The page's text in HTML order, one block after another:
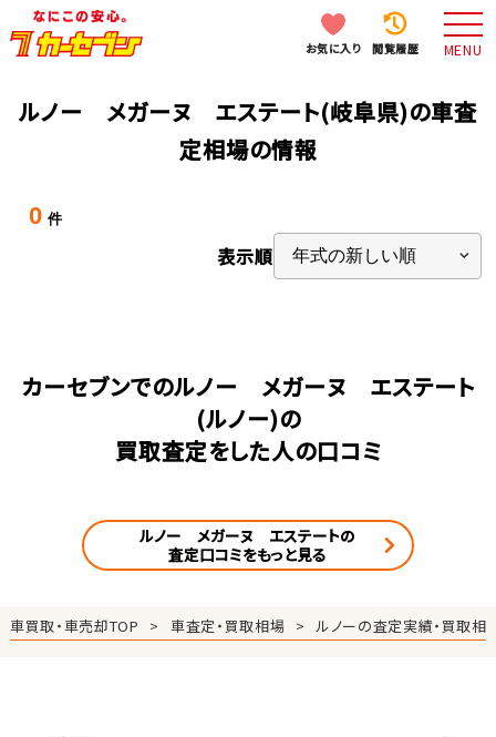
お気に入り 閲覧履歴 MENU
ルノー メガーヌ エステート(岐阜県)の車査
定相場の情報
0 件
表示順
カーセブンでのルノー メガーヌ エステート
(ルノー)の
買取査定をした人の口コミ
ルノー メガーヌ エステートの
査定口コミをもっと見る
車買取・車売却TOP 車査定・買取相場 ルノーの査定実績・買取相